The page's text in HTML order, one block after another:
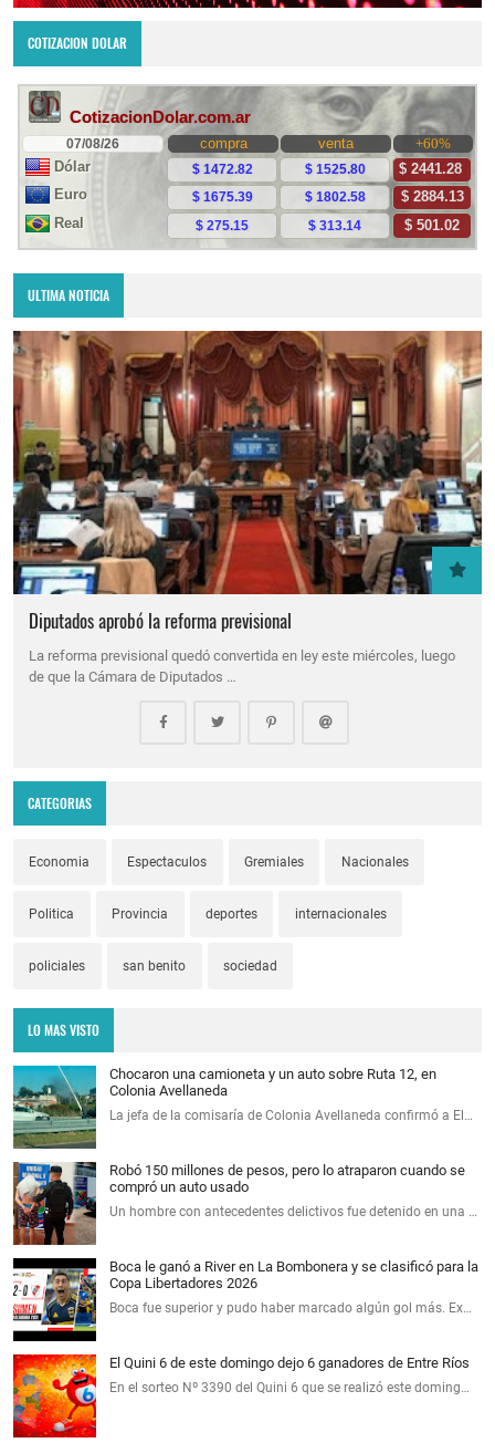
COTIZACION DOLAR
ULTIMA NOTICIA
Diputados aprobó la reforma previsional
La reforma previsional quedó convertida en ley este miércoles, luego
de que la Cámara de Diputados …
CATEGORIAS
Economia Espectaculos Gremiales Nacionales
Politica Provincia deportes internacionales
policiales san benito sociedad
LO MAS VISTO
Chocaron una camioneta y un auto sobre Ruta 12, en
Colonia Avellaneda
La jefa de la comisaría de Colonia Avellaneda confirmó a El…
Robó 150 millones de pesos, pero lo atraparon cuando se
compró un auto usado
Un hombre con antecedentes delictivos fue detenido en una …
Boca le ganó a River en La Bombonera y se clasificó para la
Copa Libertadores 2026
Boca fue superior y pudo haber marcado algún gol más. Ex…
El Quini 6 de este domingo dejo 6 ganadores de Entre Ríos
En el sorteo Nº 3390 del Quini 6 que se realizó este doming…